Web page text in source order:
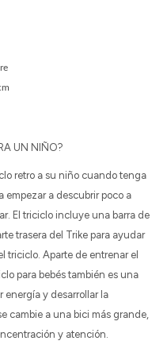
UN NIÑO?
retro a su niño cuando tenga
empezar a descubrir poco a
El triciclo incluye una barra de
trasera del Trike para ayudar
triciclo. Aparte de entrenar el
para bebés también es una
energía y desarrollar la
cambie a una bici más grande,
y atención.